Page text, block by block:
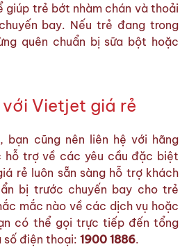
giúp trẻ bớt nhàm chán và thoải
bay. Nếu trẻ đang trong
quên chuẩn bị sữa bột hoặc
Vietjet giá rẻ
bạn cũng nên liên hệ với hãng
hỗ trợ về các yêu cầu đặc biệt
rẻ luôn sẵn sàng hỗ trợ khách
bị trước chuyến bay cho trẻ
mắc nào về các dịch vụ hoặc
có thể gọi trực tiếp đến tổng
điện thoại: 1900 1886.